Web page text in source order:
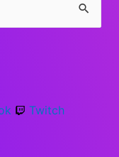
Twitch